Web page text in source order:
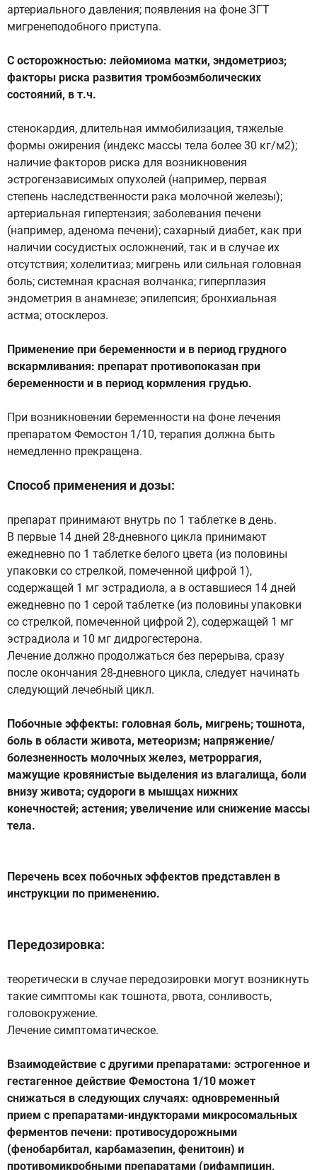
артериального давления; появления на фоне ЗГТ
мигренеподобного приступа.
С осторожностью: лейомиома матки, эндометриоз;
факторы риска развития тромбоэмболических
состояний, в т.ч.
стенокардия, длительная иммобилизация, тяжелые
формы ожирения (индекс массы тела более 30 кг/м2);
наличие факторов риска для возникновения
эстрогензависимых опухолей (например, первая
степень наследственности рака молочной железы);
артериальная гипертензия; заболевания печени
(например, аденома печени); сахарный диабет, как при
наличии сосудистых осложнений, так и в случае их
отсутствия; холелитиаз; мигрень или сильная головная
боль; системная красная волчанка; гиперплазия
эндометрия в анамнезе; эпилепсия; бронхиальная
астма; отосклероз.
Применение при беременности и в период грудного
вскармливания: препарат противопоказан при
беременности и в период кормления грудью.
При возникновении беременности на фоне лечения
препаратом Фемостон 1/10, терапия должна быть
немедленно прекращена.
Способ применения и дозы:
препарат принимают внутрь по 1 таблетке в день.
В первые 14 дней 28-дневного цикла принимают
ежедневно по 1 таблетке белого цвета (из половины
упаковки со стрелкой, помеченной цифрой 1),
содержащей 1 мг эстрадиола, а в оставшиеся 14 дней
ежедневно по 1 серой таблетке (из половины упаковки
со стрелкой, помеченной цифрой 2), содержащей 1 мг
эстрадиола и 10 мг дидрогестерона.
Лечение должно продолжаться без перерыва, сразу
после окончания 28-дневного цикла, следует начинать
следующий лечебный цикл.
Побочные эффекты: головная боль, мигрень; тошнота,
боль в области живота, метеоризм; напряжение/
болезненность молочных желез, метроррагия,
мажущие кровянистые выделения из влагалища, боли
внизу живота; судороги в мышцах нижних
конечностей; астения; увеличение или снижение массы
тела.
Перечень всех побочных эффектов представлен в
инструкции по применению.
Передозировка:
теоретически в случае передозировки могут возникнуть
такие симптомы как тошнота, рвота, сонливость,
головокружение.
Лечение симптоматическое.
Взаимодействие с другими препаратами: эстрогенное и
гестагенное действие Фемостона 1/10 может
снижаться в следующих случаях: одновременный
прием с препаратами-индукторами микросомальных
ферментов печени: противосудорожными
(фенобарбитал, карбамазепин, фенитоин) и
противомикробными препаратами (рифампицин,